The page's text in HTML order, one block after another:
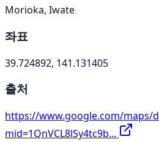
Morioka, Iwate
좌표
39.724892, 141.131405
출처
https://www.google.com/maps/
mid=1QnVCL8lSy4tc9b...